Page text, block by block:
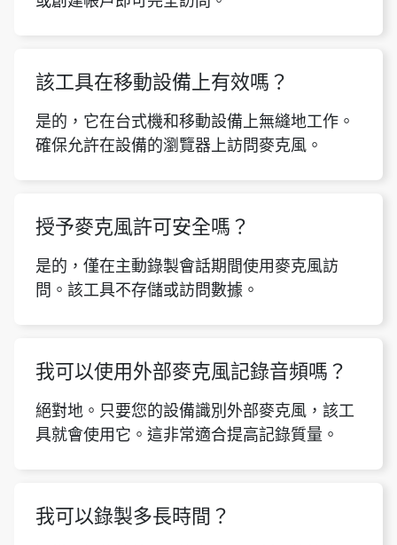
該工具在移動設備上有效嗎？
是的，它在台式機和移動設備上無縫地工作。
確保允許在設備的瀏覽器上訪問麥克風。
授予麥克風許可安全嗎？
是的，僅在主動錄製會話期間使用麥克風訪
問。該工具不存儲或訪問數據。
我可以使用外部麥克風記錄音頻嗎？
絕對地。只要您的設備識別外部麥克風，該工
具就會使用它。這非常適合提高記錄質量。
我可以錄製多長時間？